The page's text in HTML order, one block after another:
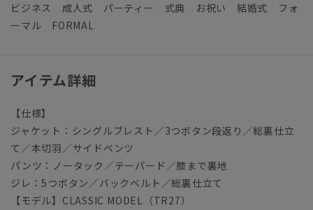
ビジネス 成人式 パーティー 式典 お祝い 結婚式 フォ
ーマル FORMAL
アイテム詳細
【仕様】
ジャケット：シングルブレスト／3つボタン段返り／総裏仕立
て／本切羽／サイドベンツ
パンツ：ノータック／テーパード／膝まで裏地
ジレ：5つボタン／バックベルト／総裏仕立て
【モデル】CLASSIC MODEL（TR27）